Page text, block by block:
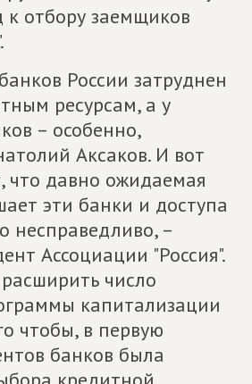
отбору заемщиков
России затруднен
ресурсам, а у
– особенно,
Аксаков. И вот
что давно ожидаемая
эти банки и доступа
несправедливо, –
Ассоциации "Россия".
число
капитализации
чтобы, в первую
банков была